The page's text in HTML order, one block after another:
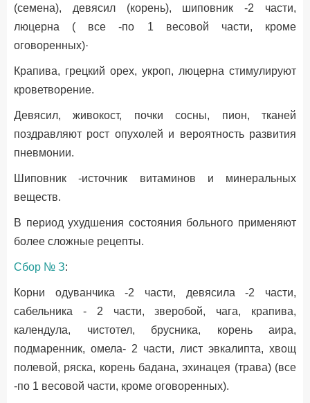
(семена), девясил (корень), шиповник -2 части,
люцерна ( все -по 1 весовой части, кроме
оговоренных)·
Крапива, грецкий орех, укроп, люцерна стимулируют
кроветворение.
Девясил, живокост, почки сосны, пион, тканей
поздравляют рост опухолей и вероятность развития
пневмонии.
Шиповник -источник витаминов и минеральных
веществ.
В период ухудшения состояния больного применяют
более сложные рецепты.
Сбор № З:
Корни одуванчика -2 части, девясила -2 части,
сабельника - 2 части, зверобой, чага, крапива,
календула, чистотел, брусника, корень аира,
подмаренник, омела- 2 части, лист эвкалипта, хвощ
полевой, ряска, корень бадана, эхинацея (трава) (все
-по 1 весовой части, кроме оговоренных).